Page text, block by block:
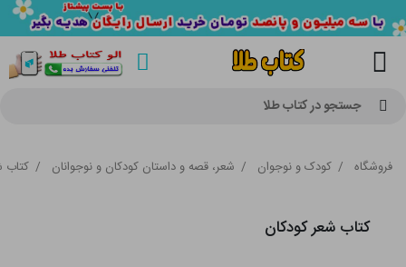
جستجو در کتاب طلا
فروشگاه / کودک و نوجوان / شعر، قصه و داستان کودکان و نوجوانان / کتاب
کتاب شعر کودکان